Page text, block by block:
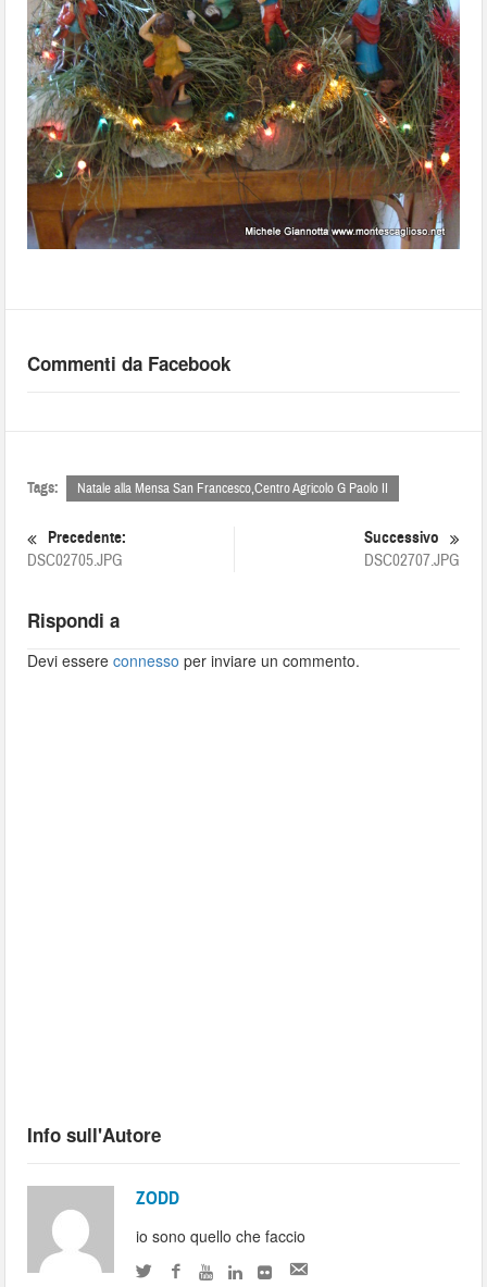
Commenti da Facebook
Tags: Natale alla Mensa San Francesco,Centro Agricolo G Paolo II
Precedente:
DSC02705.JPG
Successivo
DSC02707.JPG
Rispondi a
Devi essereconnesso per inviare un commento.
Info sull'Autore
ZODD
io sono quello che faccio